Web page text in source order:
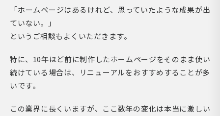
「ホームページはあるけれど、思っていたような成果が出
ていない。」
というご相談もよくいただきます。
特に、10年ほど前に制作したホームページをそのまま使い
続けている場合は、リニューアルをおすすめすることが多
いです。
この業界に長くいますが、ここ数年の変化は本当に激しい